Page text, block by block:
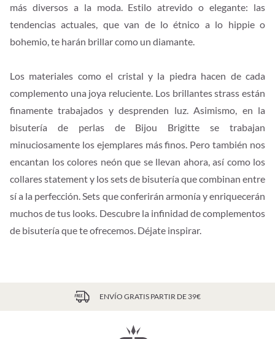
más diversos a la moda. Estilo atrevido o elegante: las
tendencias actuales, que van de lo étnico a lo hippie o
bohemio, te harán brillar como un diamante.
Los materiales como el cristal y la piedra hacen de cada
complemento una joya reluciente. Los brillantes strass están
finamente trabajados y desprenden luz. Asimismo, en la
bisutería de perlas de Bijou Brigitte se trabajan
minuciosamente los ejemplares más finos. Pero también nos
encantan los colores neón que se llevan ahora, así como los
collares statement y los sets de bisutería que combinan entre
sí a la perfección. Sets que conferirán armonía y enriquecerán
muchos de tus looks. Descubre la infinidad de complementos
de bisutería que te ofrecemos. Déjate inspirar.
ENVÍO GRATIS PARTIR DE 39€